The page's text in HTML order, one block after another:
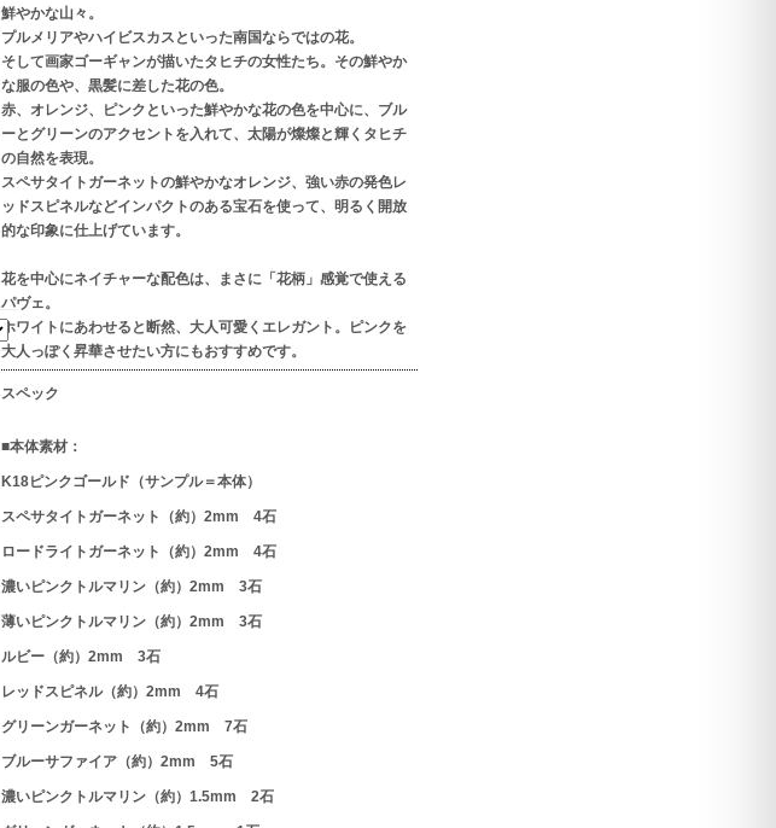
鮮やかな山々。
プルメリアやハイビスカスといった南国ならではの花。
そして画家ゴーギャンが描いたタヒチの女性たち。その鮮やか
な服の色や、黒髪に差した花の色。
赤、オレンジ、ピンクといった鮮やかな花の色を中心に、ブル
ーとグリーンのアクセントを入れて、太陽が燦燦と輝くタヒチ
の自然を表現。
スペサタイトガーネットの鮮やかなオレンジ、強い赤の発色レ
ッドスピネルなどインパクトのある宝石を使って、明るく開放
的な印象に仕上げています。
花を中心にネイチャーな配色は、まさに「花柄」感覚で使える
パヴェ。
ホワイトにあわせると断然、大人可愛くエレガント。ピンクを
大人っぽく昇華させたい方にもおすすめです。
スペック
■本体素材：
K18ピンクゴールド（サンプル＝本体）
スペサタイトガーネット（約）2mm 4石
ロードライトガーネット（約）2mm 4石
濃いピンクトルマリン（約）2mm 3石
薄いピンクトルマリン（約）2mm 3石
ルビー（約）2mm 3石
レッドスピネル（約）2mm 4石
グリーンガーネット（約）2mm 7石
ブルーサファイア（約）2mm 5石
濃いピンクトルマリン（約）1.5mm 2石